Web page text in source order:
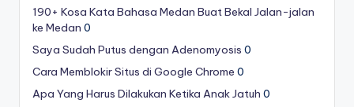
190+ Kosa Kata Bahasa Medan Buat Bekal Jalan-jalan
ke Medan 0
Saya Sudah Putus dengan Adenomyosis 0
Cara Memblokir Situs di Google Chrome 0
Apa Yang Harus Dilakukan Ketika Anak Jatuh 0